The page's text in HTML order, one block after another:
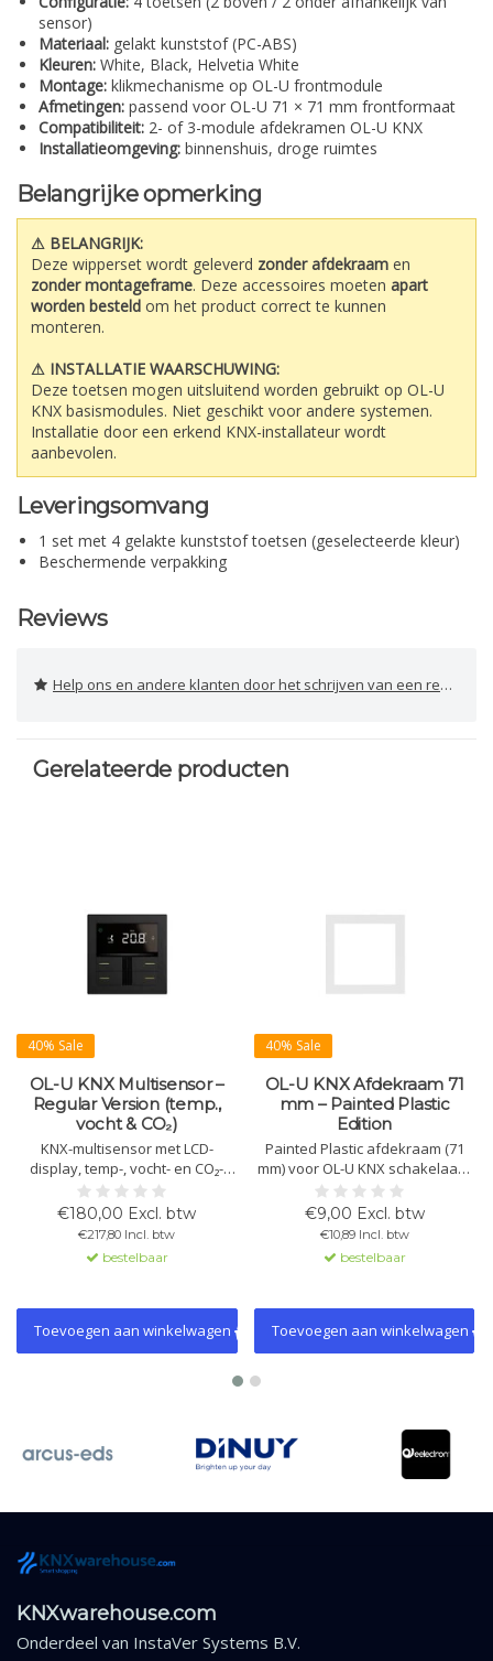
sensor)
Materiaal: gelakt kunststof (PC-ABS)
Kleuren: White, Black, Helvetia White
Montage: klikmechanisme op OL-U frontmodule
Afmetingen: passend voor OL-U 71 × 71 mm frontformaat
Compatibiliteit: 2- of 3-module afdekramen OL-U KNX
Installatieomgeving: binnenshuis, droge ruimtes
Belangrijke opmerking
⚠ BELANGRIJK:
Deze wipperset wordt geleverd zonder afdekraam en
zonder montageframe. Deze accessoires moeten apart
worden besteld om het product correct te kunnen
monteren.
⚠ INSTALLATIE WAARSCHUWING:
Deze toetsen mogen uitsluitend worden gebruikt op OL-U
KNX basismodules. Niet geschikt voor andere systemen.
Installatie door een erkend KNX-installateur wordt
aanbevolen.
Leveringsomvang
1 set met 4 gelakte kunststof toetsen (geselecteerde kleur)
Beschermende verpakking
Reviews
Help ons en andere klanten door het schrijven van een review
Gerelateerde producten
40% Sale
OL-U KNX Multisensor –
Regular Version (temp.,
vocht & CO₂)
KNX-multisensor met LCD-
display, temp-, vocht- en CO₂-
sensoren, 2× 2-staps
thermostaten met PI-regeling en
4 bedieningsknoppen. Inclusief
RGB-LED-balk en swipebalk.
Ideaal voor klimaat-, scène- en
€180,00 Excl. btw
€217,80 Incl. btw
bestelbaar
Toevoegen aan winkelwagen
40% Sale
OL-U KNX Afdekraam 71
mm – Painted Plastic
Edition
Painted Plastic afdekraam (71
mm) voor OL-U KNX schakelaars
en multisensoren. Lichtgewicht,
duurzaam en verkrijgbaar in
White, Black en White Helvetia.
Eenvoudig te monteren en
perfect passend op het OL-U
€9,00 Excl. btw
€10,89 Incl. btw
bestelbaar
Toevoegen aan winkelwagen
KNXwarehouse.com
Onderdeel van InstaVer Systems B.V.